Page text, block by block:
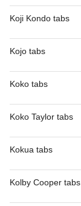
Koji Kondo tabs
Kojo tabs
Koko tabs
Koko Taylor tabs
Kokua tabs
Kolby Cooper tabs